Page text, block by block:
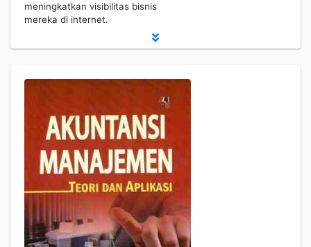
meningkatkan visibilitas bisnis
mereka di internet.